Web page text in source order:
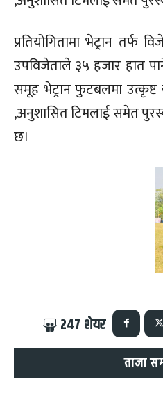
प्रतियोगितामा भेट्रान तर्फ
उपविजेताले ३५ हजार हात
समूह भेट्रान फुटबलमा उत्कृष्ट
,अनुशासित टिमलाई समेत
छ।
247 शेयर
ताजा